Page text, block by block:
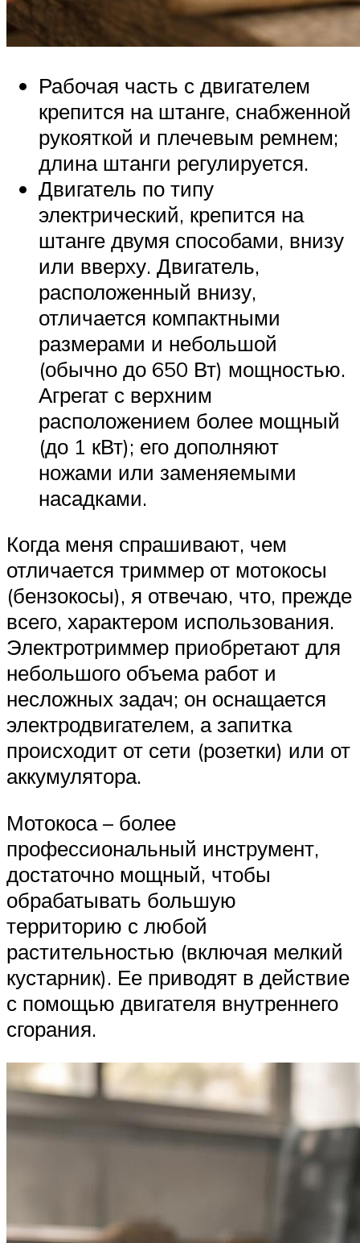
Рабочая часть с двигателем
крепится на штанге, снабженной
рукояткой и плечевым ремнем;
длина штанги регулируется.
Двигатель по типу
электрический, крепится на
штанге двумя способами, внизу
или вверху. Двигатель,
расположенный внизу,
отличается компактными
размерами и небольшой
(обычно до 650 Вт) мощностью.
Агрегат с верхним
расположением более мощный
(до 1 кВт); его дополняют
ножами или заменяемыми
насадками.
Когда меня спрашивают, чем
отличается триммер от мотокосы
(бензокосы), я отвечаю, что, прежде
всего, характером использования.
Электротриммер приобретают для
небольшого объема работ и
несложных задач; он оснащается
электродвигателем, а запитка
происходит от сети (розетки) или от
аккумулятора.
Мотокоса – более
профессиональный инструмент,
достаточно мощный, чтобы
обрабатывать большую
территорию с любой
растительностью (включая мелкий
кустарник). Ее приводят в действие
с помощью двигателя внутреннего
сгорания.